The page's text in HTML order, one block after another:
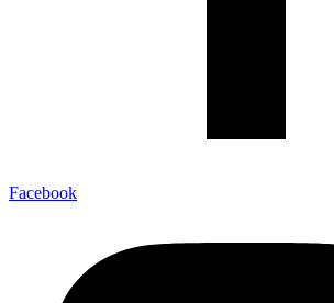
Facebook